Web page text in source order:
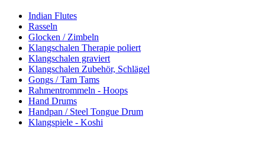
Indian Flutes
Rasseln
Glocken / Zimbeln
Klangschalen Therapie poliert
Klangschalen graviert
Klangschalen Zubehör, Schlägel
Gongs / Tam Tams
Rahmentrommeln - Hoops
Hand Drums
Handpan / Steel Tongue Drum
Klangspiele - Koshi